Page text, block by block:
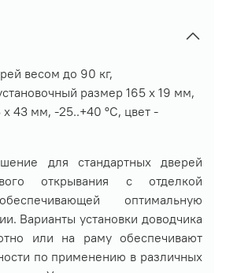
весом до 90 кг,
размер 165 х 19 мм,
х 43 мм, -25..+40 °С, цвет -
для стандартных дверей
открывания с отделкой
оптимальную
Варианты установки доводчика
или на раму обеспечивают
по применению в различных